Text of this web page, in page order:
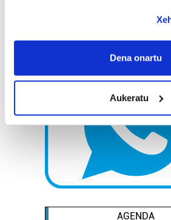
If you allow, we would also like to:
Collect information about
meters
Identify your device by
specific characteristics
Find out more about how your
and set your preferences in the
Guk eta gure bazkideek zure datu
prozesatzen ditugu, zure IP
Dena onartu
Aukeratu
AGENDA